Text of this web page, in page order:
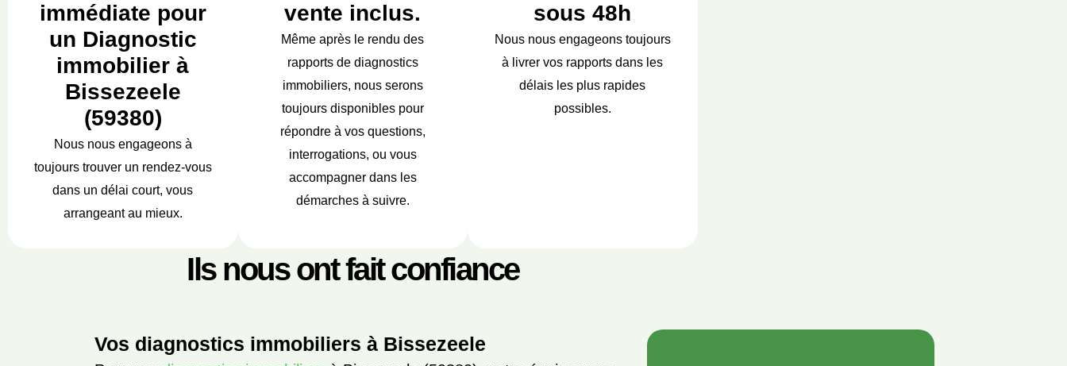
immédiate pour
un Diagnostic
immobilier à
Bissezeele
(59380)
Nous nous engageons à
toujours trouver un rendez-vous
dans un délai court, vous
arrangeant au mieux.
vente inclus.
Même après le rendu des
rapports de diagnostics
immobiliers, nous serons
toujours disponibles pour
répondre à vos questions,
interrogations, ou vous
accompagner dans les
démarches à suivre.
sous 48h
Nous nous engageons toujours
à livrer vos rapports dans les
délais les plus rapides
possibles.
Ils nous ont fait confiance
Vos diagnostics immobiliers à Bissezeele